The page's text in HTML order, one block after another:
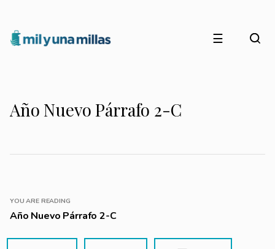
☰
Año Nuevo Párrafo 2-C
YOU ARE READING
Año Nuevo Párrafo 2-C